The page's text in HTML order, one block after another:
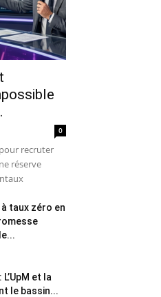
0
recruter
réserve
taux zéro en
et la
le bassin...